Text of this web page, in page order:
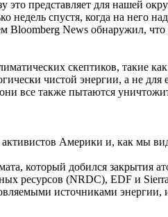
это представляет для нашей
недель спустя, когда на
Bloomberg News обнаружил,
скептиков, такие
чистой энергии, а не
все также пытаются
Америки и, как мы
который добился
ресурсов (NRDC), EDF и
источниками